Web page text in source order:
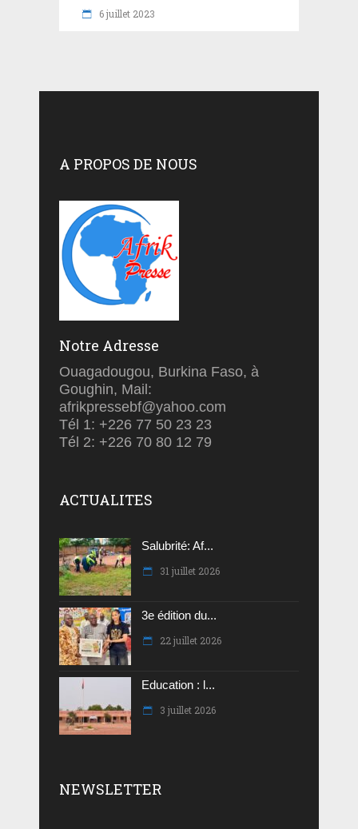
6 juillet 2023
A PROPOS DE NOUS
Notre Adresse
Ouagadougou, Burkina Faso, à
Goughin, Mail:
afrikpressebf@yahoo.com
Tél 1: +226 77 50 23 23
Tél 2: +226 70 80 12 79
ACTUALITES
Salubrité: Af...
31 juillet 2026
3e édition du...
22 juillet 2026
Education : l...
3 juillet 2026
NEWSLETTER